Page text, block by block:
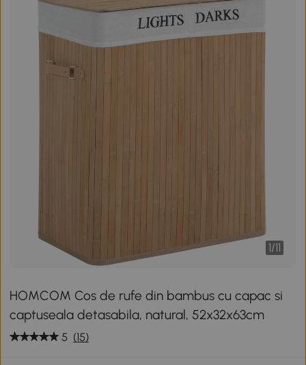
1/11
HOMCOM Cos de rufe din bambus cu capac si
captuseala detasabila, natural, 52x32x63cm
5 (15)